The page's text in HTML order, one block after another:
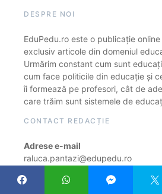
DESPRE NOI
EduPedu.ro este o publicație
exclusiv articole din domeniul
Urmărim constant cum sunt
cum face politicile din educație și
îi formează pe profesori, cât de
care trăim sunt sistemele de
CONTACT REDACȚIE
Adrese e-mail
raluca.pantazi@edupedu.ro
costin.ionescu@edupedu.ro